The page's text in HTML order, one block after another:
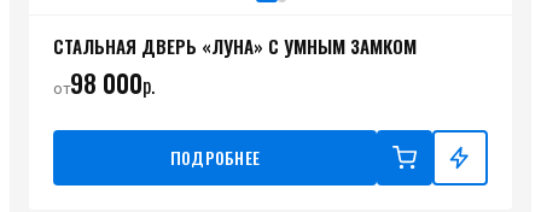
СТАЛЬНАЯ ДВЕРЬ «ЛУНА» С УМНЫМ ЗАМКОМ
от98 000р.
ПОДРОБНЕЕ